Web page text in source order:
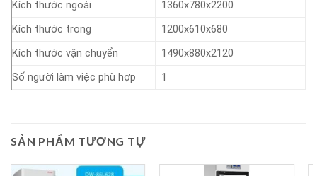
Kích thước ngoài
1360x780x2200
Kích thước trong
1200x610x680
Kích thước vận chuyển
1490x880x2120
Số người làm việc phù hợp
1
SẢN PHẨM TƯƠNG TỰ